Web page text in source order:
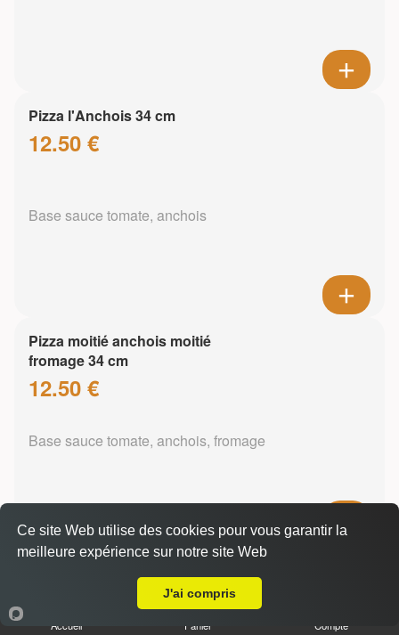
Pizza l'Anchois 34 cm
12.50 €
Base sauce tomate, anchois
Pizza moitié anchois moitié
fromage 34 cm
12.50 €
Base sauce tomate, anchois, fromage
Pizza mozzarella 34 cm
Accueil Panier Compte
Ce site Web utilise des cookies pour vous garantir la
meilleure expérience sur notre site Web
J'ai compris